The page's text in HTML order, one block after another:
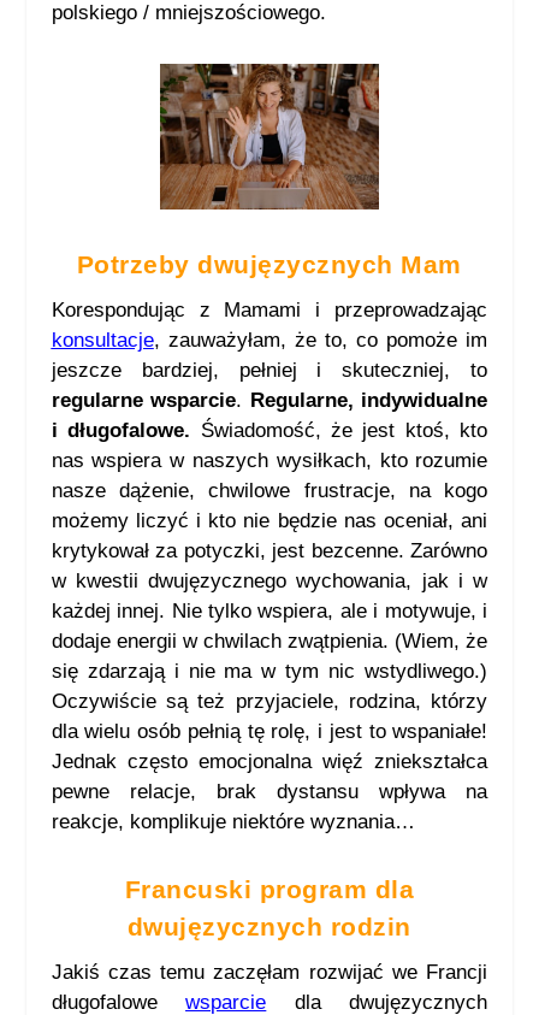
polskiego / mniejszościowego.
Potrzeby dwujęzycznych Mam
Korespondując z Mamami i przeprowadzając
konsultacje, zauważyłam, że to, co pomoże im
jeszcze bardziej, pełniej i skuteczniej, to
regularne wsparcie. Regularne, indywidualne
i długofalowe. Świadomość, że jest ktoś, kto
nas wspiera w naszych wysiłkach, kto rozumie
nasze dążenie, chwilowe frustracje, na kogo
możemy liczyć i kto nie będzie nas oceniał, ani
krytykował za potyczki, jest bezcenne. Zarówno
w kwestii dwujęzycznego wychowania, jak i w
każdej innej. Nie tylko wspiera, ale i motywuje, i
dodaje energii w chwilach zwątpienia. (Wiem, że
się zdarzają i nie ma w tym nic wstydliwego.)
Oczywiście są też przyjaciele, rodzina, którzy
dla wielu osób pełnią tę rolę, i jest to wspaniałe!
Jednak często emocjonalna więź zniekształca
pewne relacje, brak dystansu wpływa na
reakcje, komplikuje niektóre wyznania…
Francuski program dla
dwujęzycznych rodzin
Jakiś czas temu zaczęłam rozwijać we Francji
długofalowewsparcie dla dwujęzycznych